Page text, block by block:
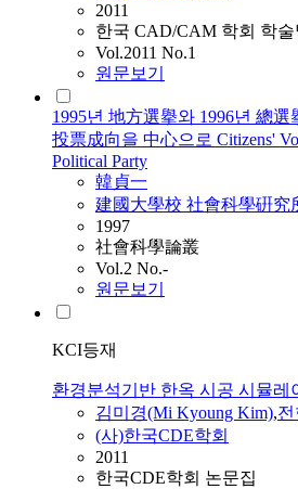
2011
한국 CAD/CAM 학회 학
Vol.2011 No.1
원문보기
1995년 地方選擧와 1996년 總選
投票成向을 中心으로 Citizens'
Political Party
韓貞一
建國大學校 社會科學硏究
1997
社會科學論叢
Vol.2 No.-
원문보기
KCI등재
환경분석기반 한옥 시공 시뮬레
김미경(Mi Kyoung Kim),
(사)한국CDE학회
2011
한국CDE학회 논문집